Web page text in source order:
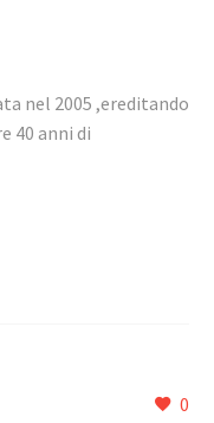
nel 2005 ,ereditando
40 anni di
0